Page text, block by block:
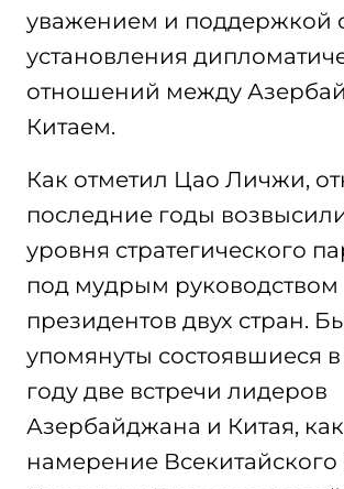
уважением и поддержкой
установления
отношений между
Китаем.
Как отметил Цао Личжи,
последние годы
уровня стратегического
под мудрым руководством
президентов двух стран.
упомянуты состоявшиеся
году две встречи лидеров
Азербайджана и Китая,
намерение